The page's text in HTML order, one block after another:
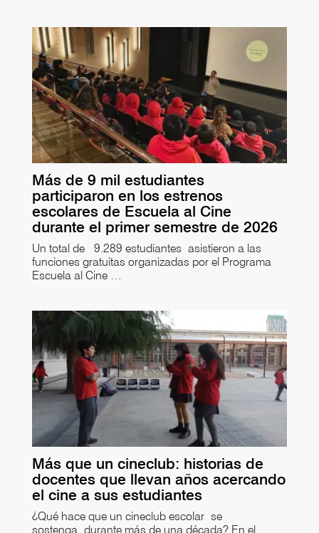
Más de 9 mil estudiantes
participaron en los estrenos
escolares de Escuela al Cine
durante el primer semestre de 2026
Un total de 9.289 estudiantes asistieron a las
funciones gratuitas organizadas por el Programa
Escuela al Cine …
Más que un cineclub: historias de
docentes que llevan años acercando
el cine a sus estudiantes
¿Qué hace que un cineclub escolar se
sostenga durante más de una década? En el